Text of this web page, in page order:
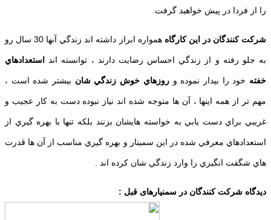
را از فردا در پيش خواهيد گرفت.
شركت كنندگان در اين كارگاه همواره ابراز داشته اند زندگي آنها 30 سال رو
به جلو رفته و از زندگي احساس رضايت دارند ، توانسته اند استعدادهاي
خفته خود را بيدار نموده وروزهاي خوش زندگي شان بيشتر شده است ،
مهم تر از همه اينها ، آن ها متوجه شده اند نياز نبوده دست به كار عجيب و
غريبي براي دست يابي به خواسته هايشان بزنند بلكه تنها با بهره گيري از
استعدادهاي معرفي شده در اين سمینار و بهره گيري مناسب از آن ها قدرت
هاي شگفت انگيزي را وارد زندگي شان كرده اند .
دیدگاه شرکت کنندگان در سمنیارهای قبل :